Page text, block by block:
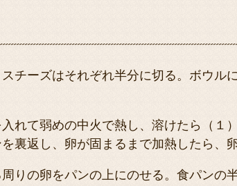
チーズはそれぞれ半分に切る。ボウル
れて弱めの中火で熱し、溶けたら（１
裏返し、卵が固まるまで加熱したら、
りの卵をパンの上にのせる。食パンの